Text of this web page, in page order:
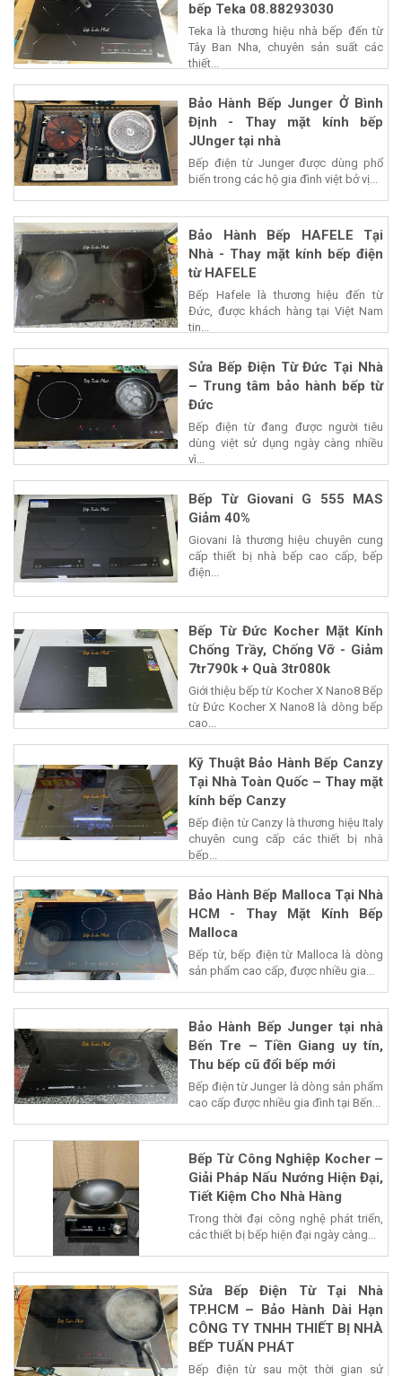
bếp Teka 08.88293030
Teka là thương hiệu nhà bếp đến từ
Tây Ban Nha, chuyên sản suất các
thiết...
Bảo Hành Bếp Junger Ở Bình
Định - Thay mặt kính bếp
JUnger tại nhà
Bếp điện từ Junger được dùng phổ
biến trong các hộ gia đình việt bở vị...
Bảo Hành Bếp HAFELE Tại
Nhà - Thay mặt kính bếp điện
từ HAFELE
Bếp Hafele là thương hiệu đến từ
Đức, được khách hàng tại Việt Nam
tin...
Sửa Bếp Điện Từ Đức Tại Nhà
– Trung tâm bảo hành bếp từ
Đức
Bếp điện từ đang được người tiêu
dùng việt sử dụng ngày càng nhiều
vì...
Bếp Từ Giovani G 555 MAS
Giảm 40%
Giovani là thương hiệu chuyên cung
cấp thiết bị nhà bếp cao cấp, bếp
điện...
Bếp Từ Đức Kocher Mặt Kính
Chống Trầy, Chống Vỡ - Giảm
7tr790k + Quà 3tr080k
Giới thiệu bếp từ Kocher X Nano8 Bếp
từ Đức Kocher X Nano8 là dòng bếp
cao...
Kỹ Thuật Bảo Hành Bếp Canzy
Tại Nhà Toàn Quốc – Thay mặt
kính bếp Canzy
Bếp điện từ Canzy là thương hiệu Italy
chuyên cung cấp các thiết bị nhà
bếp...
Bảo Hành Bếp Malloca Tại Nhà
HCM - Thay Mặt Kính Bếp
Malloca
Bếp từ, bếp điện từ Malloca là dòng
sản phẩm cao cấp, được nhiều gia...
Bảo Hành Bếp Junger tại nhà
Bến Tre – Tiền Giang uy tín,
Thu bếp cũ đổi bếp mới
Bếp điện từ Junger là dòng sản phẩm
cao cấp được nhiều gia đình tại Bến...
Bếp Từ Công Nghiệp Kocher –
Giải Pháp Nấu Nướng Hiện Đại,
Tiết Kiệm Cho Nhà Hàng
Trong thời đại công nghệ phát triển,
các thiết bị bếp hiện đại ngày càng...
Sửa Bếp Điện Từ Tại Nhà
TP.HCM – Bảo Hành Dài Hạn
CÔNG TY TNHH THIẾT BỊ NHÀ
BẾP TUẤN PHÁT
Bếp điện từ sau một thời gian sử